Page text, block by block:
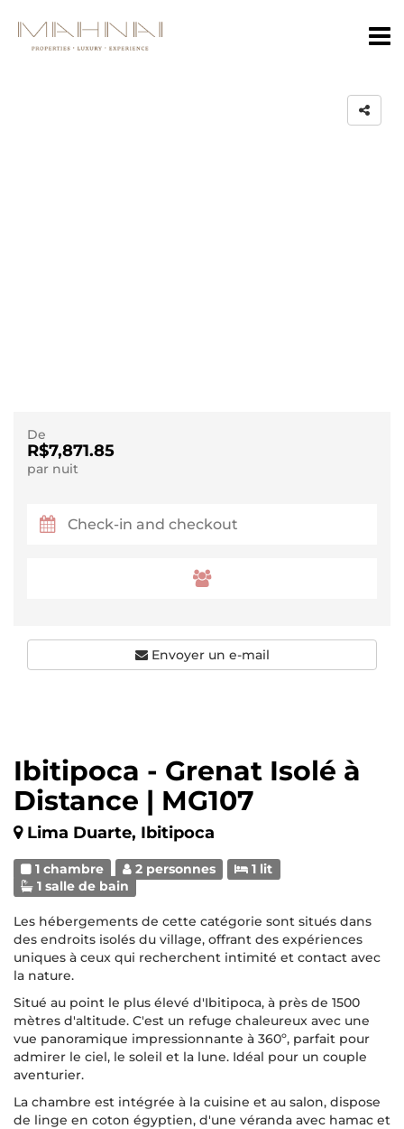
Ibitipoca - Grenat Isolé à
Distance | MG107
Lima Duarte, Ibitipoca
1 chambre 2 personnes
1 lit
1 salle de bain
Les hébergements de cette catégorie sont situés dans
des endroits isolés du village, offrant des expériences
uniques à ceux qui recherchent intimité et contact avec
la nature.
Situé au point le plus élevé d'Ibitipoca, à près de 1500
mètres d'altitude. C'est un refuge chaleureux avec une
vue panoramique impressionnante à 360º, parfait pour
admirer le ciel, le soleil et la lune. Idéal pour un couple
aventurier.
La chambre est intégrée à la cuisine et au salon, dispose
de linge en coton égyptien, d'une véranda avec hamac et
De
R$7,871.85
par nuit
Envoyer un e-mail